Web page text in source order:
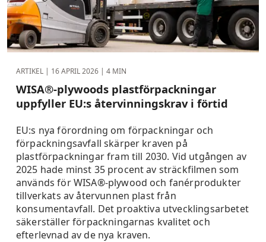
ARTIKEL | 16 APRIL 2026 | 4 MIN
WISA®-plywoods plastförpackningar
uppfyller EU:s återvinningskrav i förtid
EU:s nya förordning om förpackningar och
förpackningsavfall skärper kraven på
plastförpackningar fram till 2030. Vid utgången av
2025 hade minst 35 procent av sträckfilmen som
används för WISA®-plywood och fanérprodukter
tillverkats av återvunnen plast från
konsumentavfall. Det proaktiva utvecklingsarbetet
säkerställer förpackningarnas kvalitet och
efterlevnad av de nya kraven.